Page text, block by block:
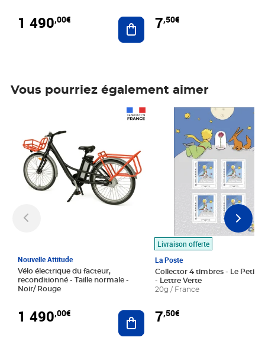
1 490,00€ Ajouter au panier
7,50€
Vous pourriez également aimer
Nouvelle Attitude
Vélo électrique du facteur,
reconditionné - Taille normale -
Noir/ Rouge
1 490,00€ Ajouter au panier
Livraison offerte
La Poste
Collector 4 timbres - Le Petit
- Lettre Verte
20g / France
7,50€
Prix 7,50€